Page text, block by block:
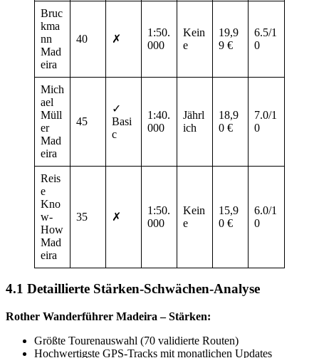
Bruc
kma
nn
Mad
eira
40 ✗
1:50.
000
Kein
e
19,9
9 €
6.5/1
0
Mich
ael
Müll
er
Mad
eira
45
✓
Basi
c
1:40.
000
Jährl
ich
18,9
0 €
7.0/1
0
Reis
e
Kno
w-
How
Mad
eira
35 ✗
1:50.
000
Kein
e
15,9
0 €
6.0/1
0
4.1 Detaillierte Stärken-Schwächen-Analyse
Rother Wanderführer Madeira – Stärken:
Größte Tourenauswahl (70 validierte Routen)
Hochwertigste GPS-Tracks mit monatlichen Updates